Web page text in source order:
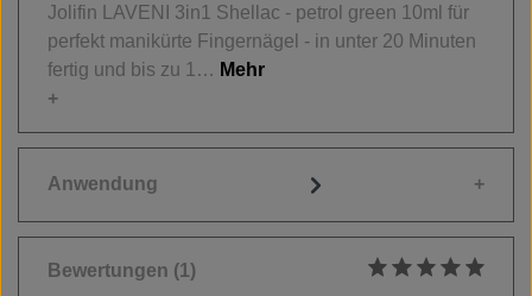
Jolifin LAVENI 3in1 Shellac - petrol green 10ml für
perfekt manikürte Fingernägel - in unter 20 Minuten
fertig und bis zu 1… Mehr
Anwendung
Bewertungen (1)